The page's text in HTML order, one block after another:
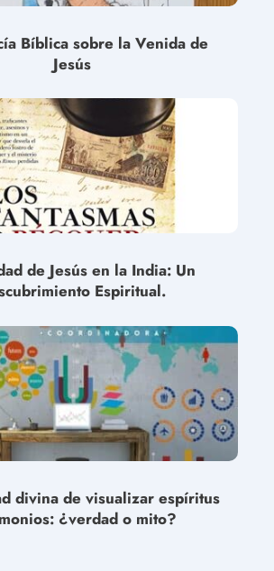
Bíblica sobre la Venida de
Jesús
de Jesús en la India: Un
Espiritual.
divina de visualizar espíritus
¿verdad o mito?